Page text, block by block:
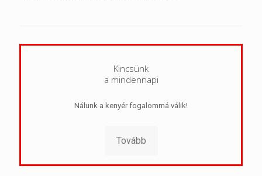
Kincsünk
a mindennapi
Nálunk a kenyér fogalommá válik!
Tovább